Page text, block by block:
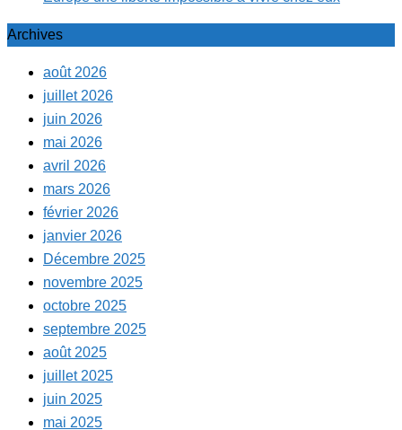
Archives
août 2026
juillet 2026
juin 2026
mai 2026
avril 2026
mars 2026
février 2026
janvier 2026
Décembre 2025
novembre 2025
octobre 2025
septembre 2025
août 2025
juillet 2025
juin 2025
mai 2025